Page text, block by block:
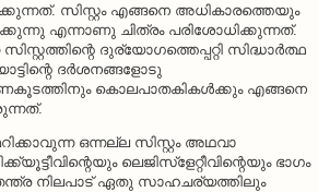
സിസ്റ്റം എങ്ങനെ അധികാരത്തെയും
എന്നാണു ചിത്രം പരിശോധിക്കുന്നത്.
ദുര്യോഗത്തെപ്പറ്റി സിദ്ധാര്‍ത്ഥ
ദര്‍ശനങ്ങളോടു
കൊലപാതകികള്‍ക്കും എങ്ങനെ
ഒന്നല്ല സിസ്റ്റം അഥവാ
ലെജിസ്‌ളേറ്റീവിന്റെയും ഭാഗം
നിലപാട് ഏതു സാഹചര്യത്തിലും